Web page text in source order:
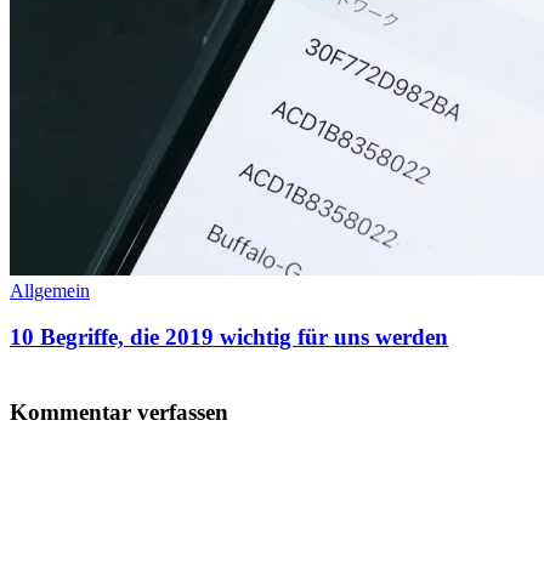
Allgemein
10 Begriffe, die 2019 wichtig für uns werden
Kommentar verfassen